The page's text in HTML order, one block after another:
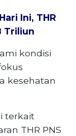
Ini, THR
Triliun
kondisi
kesehatan
terkait
THR PNS